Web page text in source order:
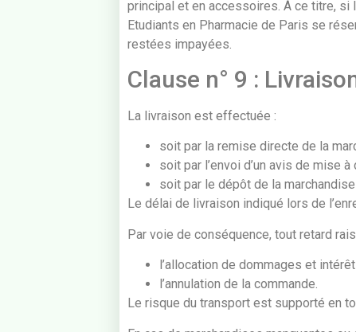
principal et en accessoires. À ce titre, si
Etudiants en Pharmacie de Paris se
restées impayées.
Clause n° 9 :
La livraison est effectuée :
soit par la remise directe de la
soit par l’envoi d’un avis de mise
soit par le dépôt de la
Le délai de livraison indiqué lors de
Par voie de conséquence, tout retard
l’allocation de dommages et
l’annulation de la commande.
Le risque du transport est supporté en